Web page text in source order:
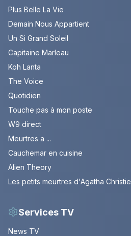
Plus Belle La Vie
Demain Nous Appartient
Un Si Grand Soleil
Capitaine Marleau
Koh Lanta
The Voice
Quotidien
Touche pas à mon poste
W9 direct
Meurtres a ...
Cauchemar en cuisine
Alien Theory
Les petits meurtres d'Agatha Christie
Services TV
News TV